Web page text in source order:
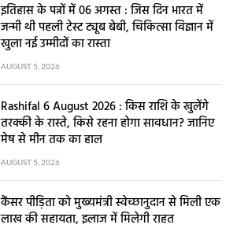
इतिहास के पन्नों में 06 अगस्त : जिस दिन भारत में
जन्मी थी पहली टेस्ट ट्यूब बेबी, चिकित्सा विज्ञान में
खुला नई उम्मीदों का रास्ता
AUGUST 5, 2026
Rashifal 6 August 2026 : किस राशि के खुलेंगे
तरक्की के रास्ते, किसे रहना होगा सावधान? जानिए
मेष से मीन तक का हाल
AUGUST 5, 2026
कैंसर पीड़िता को मुख्यमंत्री स्वेच्छानुदान से मिली एक
लाख की सहायता, इलाज में मिलेगी राहत